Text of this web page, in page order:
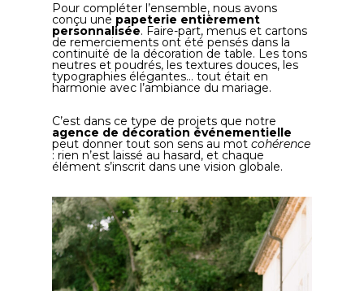
Pour compléter l’ensemble, nous avons
conçu une papeterie entièrement
personnalisée. Faire-part, menus et cartons
de remerciements ont été pensés dans la
continuité de la décoration de table. Les tons
neutres et poudrés, les textures douces, les
typographies élégantes… tout était en
harmonie avec l’ambiance du mariage.
C’est dans ce type de projets que notre
agence de décoration événementielle
peut donner tout son sens au motcohérence
: rien n’est laissé au hasard, et chaque
élément s’inscrit dans une vision globale.